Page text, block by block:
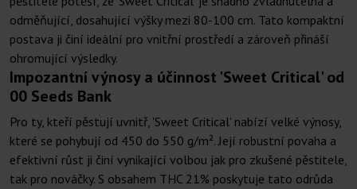
odměňující, dosahující výšky mezi 80-100 cm. Tato kompaktní
postava ji činí ideální pro vnitřní prostředí a zároveň přináší
ohromující výsledky.
Impozantní výnosy a účinnost 'Sweet Critical' od
00 Seeds Bank
Pro ty, kteří pěstují uvnitř, 'Sweet Critical' nabízí velké výnosy,
které se pohybují od 450 do 550 g/m². Její robustní povaha a
efektivní růst ji činí vynikající volbou jak pro zkušené pěstitele,
tak pro nováčky. S obsahem THC 21% poskytuje tato odrůda